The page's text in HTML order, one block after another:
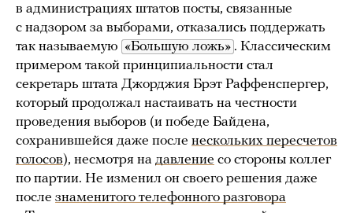
в администрациях штатов посты, связанные
с надзором за выборами, отказались поддержать
так называемую «Большую ложь» . Классическим
примером такой принципиальности стал
секретарь штата Джорджия Брэт Раффенспергер,
который продолжал настаивать на честности
проведения выборов (и победе Байдена,
сохранившейся даже после нескольких пересчетов
голосов), несмотря на давление со стороны коллег
по партии. Не изменил он своего решения даже
после знаменитого телефонного разговора